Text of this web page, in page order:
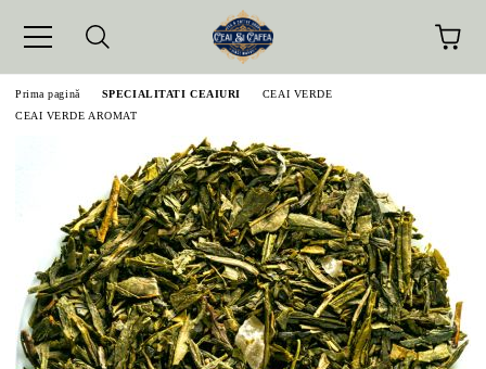
Prima pagină SPECIALITATI CEAIURI
CEAI VERDE
CEAI VERDE AROMAT